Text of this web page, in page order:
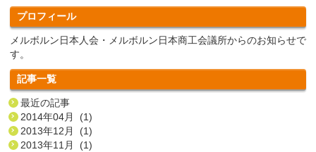
プロフィール
メルボルン日本人会・メルボルン日本商工会議所からのお知らせで
す。
記事一覧
最近の記事
2014年04月 (1)
2013年12月 (1)
2013年11月 (1)